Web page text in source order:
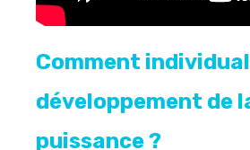
Comment
développement de
puissance ?